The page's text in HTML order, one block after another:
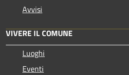
Avvisi
VIVERE IL COMUNE
Luoghi
Eventi